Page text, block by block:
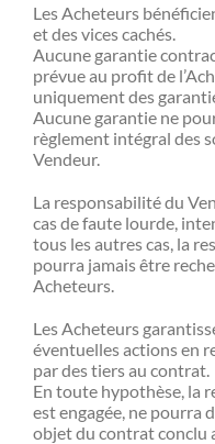
Les Acheteurs
et des vices cachés.
Aucune garantie
prévue au profit de
uniquement des
Aucune garantie ne
règlement intégral des
Vendeur.
La responsabilité du
cas de faute lourde,
tous les autres cas, la
pourra jamais être
Acheteurs.
Les Acheteurs
éventuelles actions en
par des tiers au contrat.
En toute hypothèse, la
est engagée, ne pourra
objet du contrat conclu